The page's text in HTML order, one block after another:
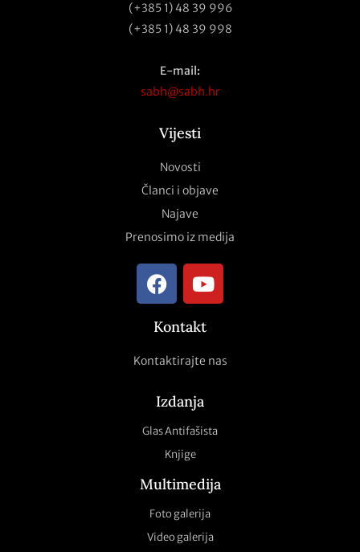
(+385 1) 48 39 996
(+385 1) 48 39 998
E-mail:
sabh@sabh.hr
Vijesti
Novosti
Članci i objave
Najave
Prenosimo iz medija
Kontakt
Kontaktirajte nas
Izdanja
Glas Antifašista
Knjige
Multimedija
Foto galerija
Video galerija